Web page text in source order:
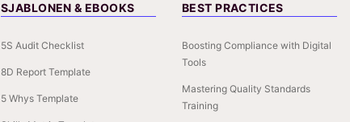
SJABLONEN & EBOOKS
5S Audit Checklist
8D Report Template
5 Whys Template
BEST PRACTICES
Boosting Compliance with Digital
Tools
Mastering Quality Standards
Training